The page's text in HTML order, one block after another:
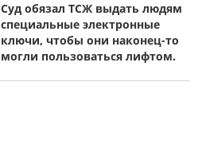
Суд обязал ТСЖ выдать людям
специальные электронные
ключи, чтобы они наконец-то
могли пользоваться лифтом.